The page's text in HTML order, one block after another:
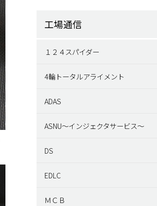
工場通信
１２４スパイダー
4輪トータルアライメント
ADAS
ASNU～インジェクタサービス～
DS
EDLC
ＭＣＢ